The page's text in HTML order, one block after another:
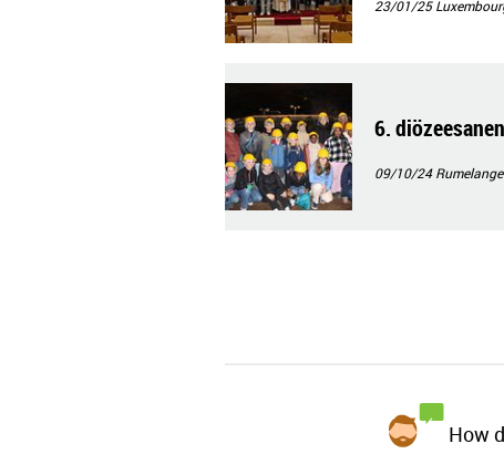
23/01/25
6.
09/10/24Rumelange
How